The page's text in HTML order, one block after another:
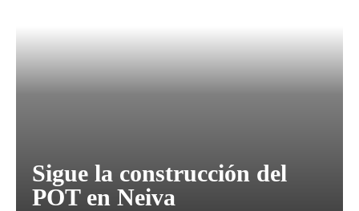
Sigue la construcción del
POT en Neiva